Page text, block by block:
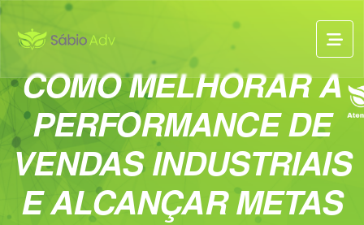
COMO MELHORAR A
PERFORMANCE DE
VENDAS INDUSTRIAIS
E ALCANÇAR METAS